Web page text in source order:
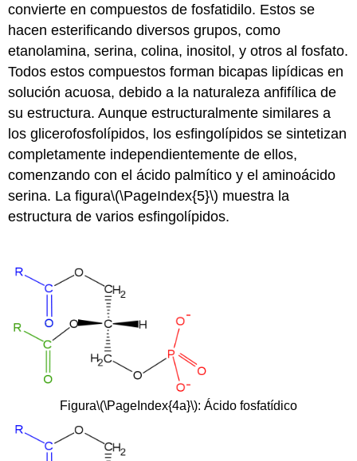
convierte en compuestos de fosfatidilo. Estos se
hacen esterificando diversos grupos, como
etanolamina, serina, colina, inositol, y otros al fosfato.
Todos estos compuestos forman bicapas lipídicas en
solución acuosa, debido a la naturaleza anfifílica de
su estructura. Aunque estructuralmente similares a
los glicerofosfolípidos, los esfingolípidos se sintetizan
completamente independientemente de ellos,
comenzando con el ácido palmítico y el aminoácido
serina. La figura\(\PageIndex{5}\) muestra la
estructura de varios esfingolípidos.
Figura\(\PageIndex{4a}\): Ácido fosfatídico